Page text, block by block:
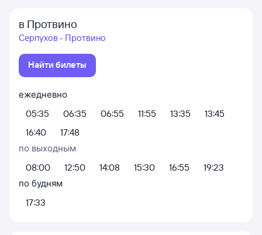
в Протвино
Серпухов - Протвино
Найти билеты
ежедневно
05:35
06:35 06:55 11:55 13:35
13:45
16:40
17:48
по выходным
08:00
12:50 14:08 15:30 16:55
19:23
по будням
17:33